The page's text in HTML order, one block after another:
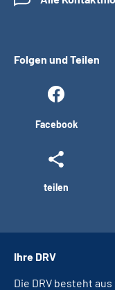
Folgen und Teilen
Facebook
teilen
Ihre DRV
Die DRV besteht